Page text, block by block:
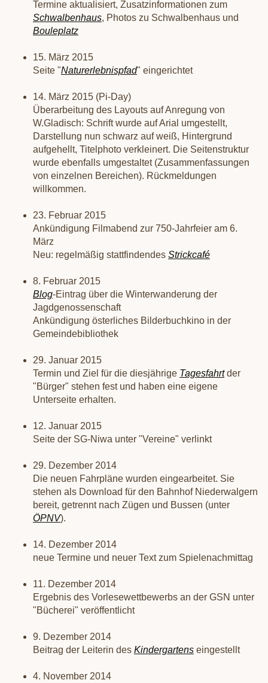
Termine aktualisiert, Zusatzinformationen zum
Schwalbenhaus, Photos zu Schwalbenhaus und
Bouleplatz
15. März 2015
Seite "Naturerlebnispfad" eingerichtet
14. März 2015 (Pi-Day)
Überarbeitung des Layouts auf Anregung von
W.Gladisch: Schrift wurde auf Arial umgestellt,
Darstellung nun schwarz auf weiß, Hintergrund
aufgehellt, Titelphoto verkleinert. Die Seitenstruktur
wurde ebenfalls umgestaltet (Zusammenfassungen
von einzelnen Bereichen). Rückmeldungen
willkommen.
23. Februar 2015
Ankündigung Filmabend zur 750-Jahrfeier am 6.
März
Neu: regelmäßig stattfindendes Strickcafé
8. Februar 2015
Blog-Eintrag über die Winterwanderung der
Jagdgenossenschaft
Ankündigung österliches Bilderbuchkino in der
Gemeindebibliothek
29. Januar 2015
Termin und Ziel für die diesjährige Tagesfahrtder
"Bürger" stehen fest und haben eine eigene
Unterseite erhalten.
12. Januar 2015
Seite der SG-Niwa unter "Vereine" verlinkt
29. Dezember 2014
Die neuen Fahrpläne wurden eingearbeitet. Sie
stehen als Download für den Bahnhof Niederwalgern
bereit, getrennt nach Zügen und Bussen (unter
ÖPNV).
14. Dezember 2014
neue Termine und neuer Text zum Spielenachmittag
11. Dezember 2014
Ergebnis des Vorlesewettbewerbs an der GSN unter
"Bücherei" veröffentlicht
9. Dezember 2014
Beitrag der Leiterin des Kindergartens eingestellt
4. November 2014